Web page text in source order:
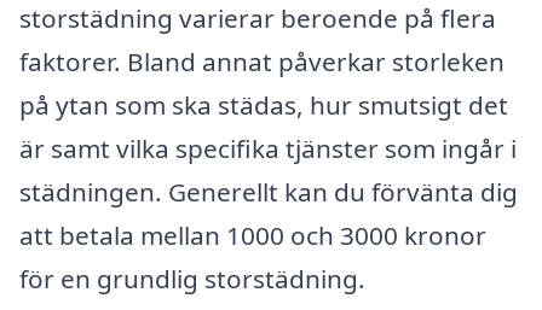
storstädning varierar beroende på flera
faktorer. Bland annat påverkar storleken
på ytan som ska städas, hur smutsigt det
är samt vilka specifika tjänster som ingår i
städningen. Generellt kan du förvänta dig
att betala mellan 1000 och 3000 kronor
för en grundlig storstädning.